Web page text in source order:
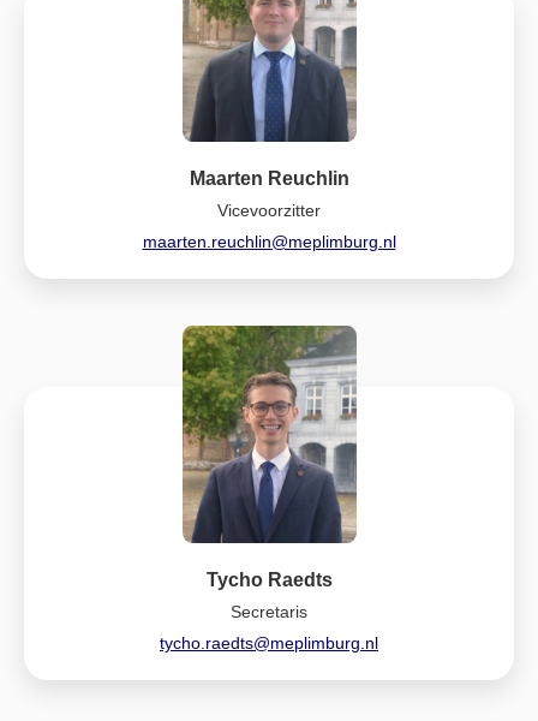
Maarten Reuchlin
Vicevoorzitter
maarten.reuchlin@meplimburg.nl
Tycho Raedts
Secretaris
tycho.raedts@meplimburg.nl